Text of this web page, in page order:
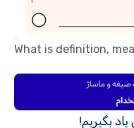
What is definition,
بگیریم!